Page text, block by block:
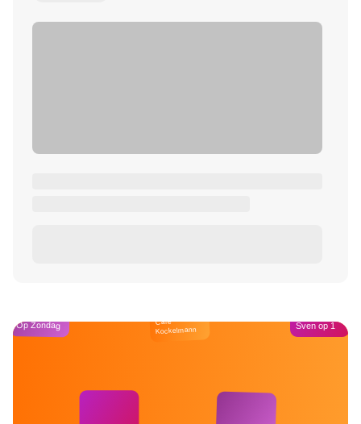
Op Zondag Café
Kockelmann Sven op 1